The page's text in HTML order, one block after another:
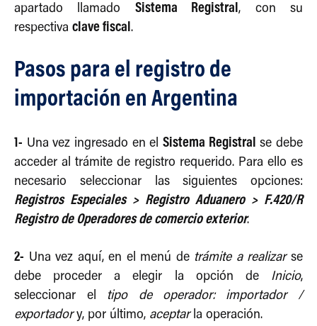
apartado llamado Sistema Registral, con su
respectivaclave fiscal.
Pasos para el registro de
importación en Argentina
1- Una vez ingresado en el Sistema Registral se debe
acceder al trámite de registro requerido. Para ello es
necesario seleccionar las siguientes opciones:
Registros Especiales > Registro Aduanero > F.420/R
Registro de Operadores de comercio exterior.
2- Una vez aquí, en el menú de trámite a realizarse
debe proceder a elegir la opción de Inicio,
seleccionar el
tipo de operador: importador /
exportadory, por último, aceptarla operación.